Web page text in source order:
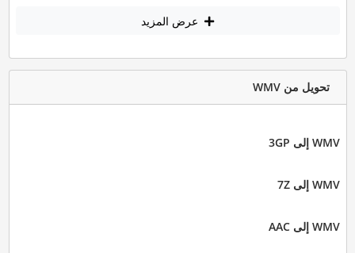
عرض المزيد
تحويل من WMV
WMV إلى 3GP
WMV إلى 7Z
WMV إلى AAC